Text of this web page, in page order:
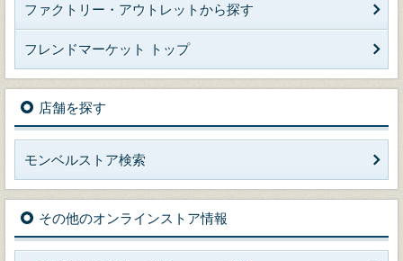
ファクトリー・アウトレットから探す
フレンドマーケット トップ
店舗を探す
モンベルストア検索
その他のオンラインストア情報